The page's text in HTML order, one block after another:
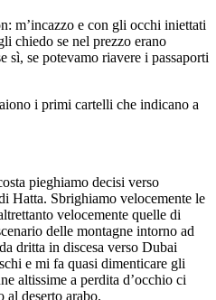
m’incazzo e con gli occhi iniettati
chiedo se nel prezzo erano
sì, se potevamo riavere i passaporti
i primi cartelli che indicano a
pieghiamo decisi verso
Hatta. Sbrighiamo velocemente le
velocemente quelle di
delle montagne intorno ad
dritta in discesa verso Dubai
e mi fa quasi dimenticare gli
altissime a perdita d’occhio ci
al deserto arabo.